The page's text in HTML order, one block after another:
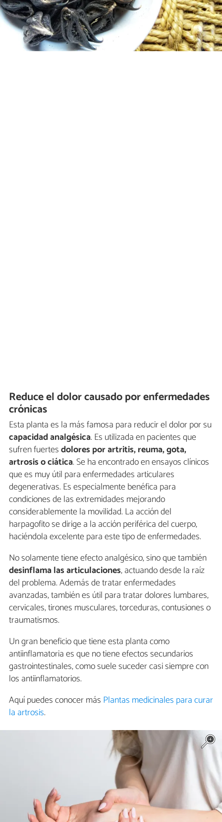
Reduce el dolor causado por enfermedades
crónicas
Esta planta es la más famosa para reducir el dolor por su
capacidad analgésica. Es utilizada en pacientes que
sufren fuertesdolores por artritis, reuma, gota,
artrosis o ciática. Se ha encontrado en ensayos clínicos
que es muy útil para enfermedades articulares
degenerativas. Es especialmente benéfica para
condiciones de las extremidades mejorando
considerablemente la movilidad. La acción del
harpagofito se dirige a la acción periférica del cuerpo,
haciéndola excelente para este tipo de enfermedades.
No solamente tiene efecto analgésico, sino que también
desinflama las articulaciones, actuando desde la raíz
del problema. Además de tratar enfermedades
avanzadas, también es útil para tratar dolores lumbares,
cervicales, tirones musculares, torceduras, contusiones o
traumatismos.
Un gran beneficio que tiene esta planta como
antiinflamatoria es que no tiene efectos secundarios
gastrointestinales, como suele suceder casi siempre con
los antiinflamatorios.
Aquí puedes conocer más Plantas medicinales para curar
la artrosis.